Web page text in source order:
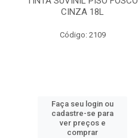
CINZA 18L
Código: 2109
Faça seu login ou
cadastre-se para
ver preços e
comprar